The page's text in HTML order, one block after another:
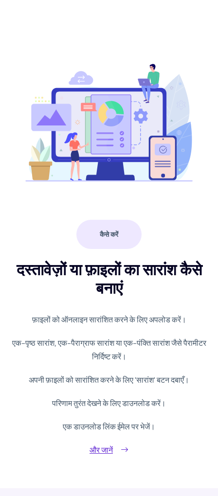
कैसे करें
दस्तावेज़ों या फ़ाइलों का सारांश कैसे
बनाएं
फ़ाइलों को ऑनलाइन सारांशित करने के लिए अपलोड करें।
एक-पृष्ठ सारांश, एक-पैराग्राफ सारांश या एक-पंक्ति सारांश जैसे पैरामीटर
निर्दिष्ट करें।
अपनी फ़ाइलों को सारांशित करने के लिए 'सारांश' बटन दबाएँ।
परिणाम तुरंत देखने के लिए डाउनलोड करें।
एक डाउनलोड लिंक ईमेल पर भेजें।
और जानें